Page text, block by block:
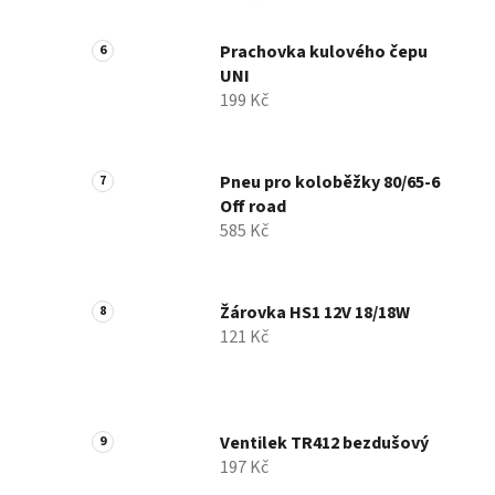
Prachovka kulového čepu
UNI
199 Kč
Pneu pro koloběžky 80/65-6
Off road
585 Kč
Žárovka HS1 12V 18/18W
121 Kč
Ventilek TR412 bezdušový
197 Kč